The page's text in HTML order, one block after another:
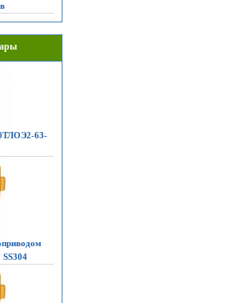
63-